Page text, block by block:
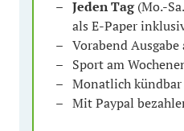
Jeden Tag(Mo.-
als E-Paper
Vorabend Ausgabe
Sport am
Monatlich kündbar
Mit Paypal